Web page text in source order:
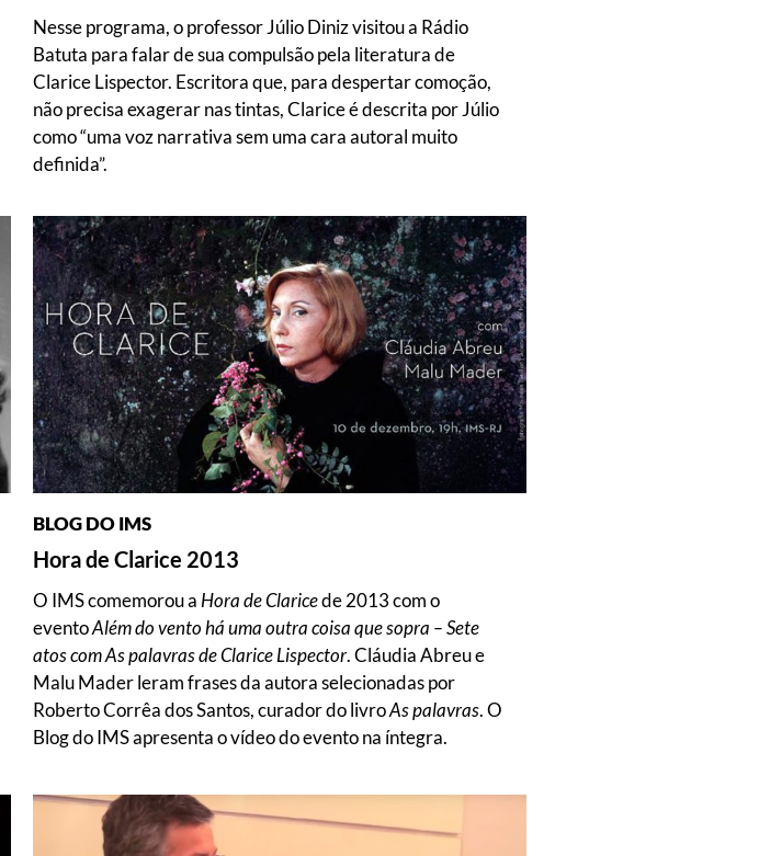
Nesse programa, o professor Júlio Diniz visitou a Rádio
Batuta para falar de sua compulsão pela literatura de
Clarice Lispector. Escritora que, para despertar comoção,
não precisa exagerar nas tintas, Clarice é descrita por Júlio
como “uma voz narrativa sem uma cara autoral muito
definida”.
BLOG DO IMS
Hora de Clarice 2013
O IMS comemorou a Hora de Claricede 2013 com o
eventoAlém do vento há uma outra coisa que sopra – Sete
atos com As palavras de Clarice Lispector. Cláudia Abreu e
Malu Mader leram frases da autora selecionadas por
Roberto Corrêa dos Santos, curador do livroAs palavras. O
Blog do IMS apresenta o vídeo do evento na íntegra.